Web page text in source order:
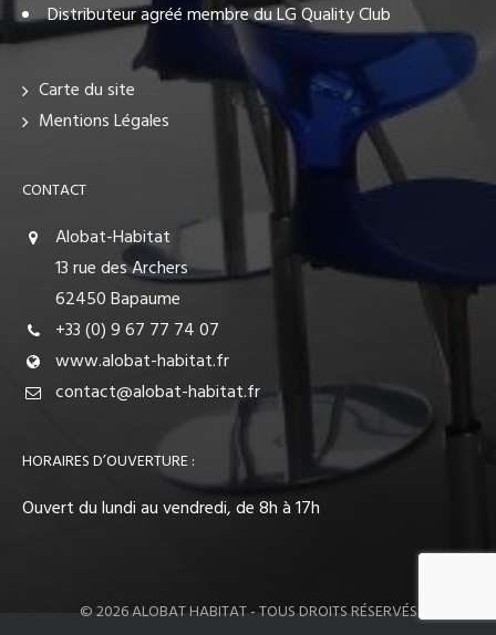
Distributeur agréé membre du LG Quality Club
Carte du site
Mentions Légales
CONTACT
Alobat-Habitat
13 rue des Archers
62450 Bapaume
+33 (0) 9 67 77 74 07
www.alobat-habitat.fr
contact@alobat-habitat.fr
HORAIRES D’OUVERTURE :
Ouvert du lundi au vendredi, de 8h à 17h